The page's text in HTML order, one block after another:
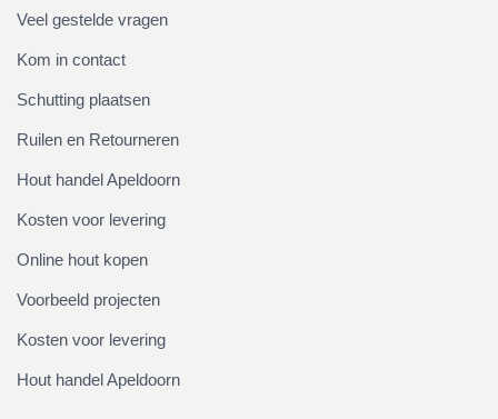
Veel gestelde vragen
Kom in contact
Schutting plaatsen
Ruilen en Retourneren
Hout handel Apeldoorn
Kosten voor levering
Online hout kopen
Voorbeeld projecten
Kosten voor levering
Hout handel Apeldoorn